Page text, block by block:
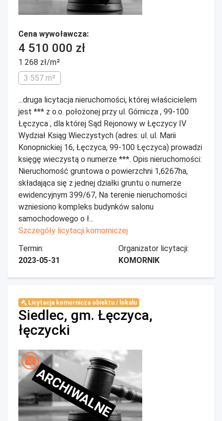
Cena wywoławcza:
4 510 000 zł
1 268 zł/m²
3 557 m²
...druga licytacja nieruchomości, której właścicielem
jest *** z o.o. położonej przy ul. Górnicza , 99-100
Łęczyca , dla której Sąd Rejonowy w Łęczycy IV
Wydział Ksiąg Wieczystych (adres: ul. ul. Marii
Konopnickiej 16, Łęczyca, 99-100 Łęczyca) prowadzi
księgę wieczystą o numerze ***. Opis nieruchomości:
Nieruchomość gruntowa o powierzchni 1,6267ha,
składająca się z jednej działki gruntu o numerze
ewidencyjnym 399/67, Na terenie nieruchomości
wzniesiono kompleks budynków salonu
samochodowego o ł...
Szczegóły licytacji komorniczej
Termin:
2023-05-31
Organizator licytacji:
KOMORNIK
Licytacja komornicza obiektu / lokalu
Siedlec, gm. Łęczyca,
łęczycki
ARCHIWALNE